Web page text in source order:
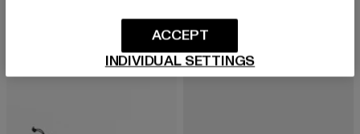
-12%
INDIVIDUAL SETTINGS
ACCEPT